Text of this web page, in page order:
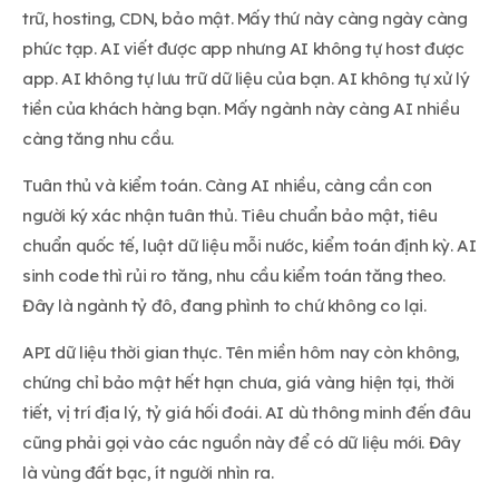
trữ, hosting, CDN, bảo mật. Mấy thứ này càng ngày càng
phức tạp. AI viết được app nhưng AI không tự host được
app. AI không tự lưu trữ dữ liệu của bạn. AI không tự xử lý
tiền của khách hàng bạn. Mấy ngành này càng AI nhiều
càng tăng nhu cầu.
Tuân thủ và kiểm toán. Càng AI nhiều, càng cần con
người ký xác nhận tuân thủ. Tiêu chuẩn bảo mật, tiêu
chuẩn quốc tế, luật dữ liệu mỗi nước, kiểm toán định kỳ. AI
sinh code thì rủi ro tăng, nhu cầu kiểm toán tăng theo.
Đây là ngành tỷ đô, đang phình to chứ không co lại.
API dữ liệu thời gian thực. Tên miền hôm nay còn không,
chứng chỉ bảo mật hết hạn chưa, giá vàng hiện tại, thời
tiết, vị trí địa lý, tỷ giá hối đoái. AI dù thông minh đến đâu
cũng phải gọi vào các nguồn này để có dữ liệu mới. Đây
là vùng đất bạc, ít người nhìn ra.